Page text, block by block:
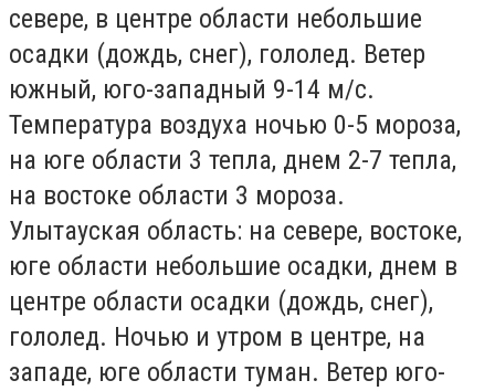
севере, в центре области небольшие
осадки (дождь, снег), гололед. Ветер
южный, юго-западный 9-14 м/с.
Температура воздуха ночью 0-5 мороза,
на юге области 3 тепла, днем 2-7 тепла,
на востоке области 3 мороза.
Улытауская область: на севере, востоке,
юге области небольшие осадки, днем в
центре области осадки (дождь, снег),
гололед. Ночью и утром в центре, на
западе, юге области туман. Ветер юго-